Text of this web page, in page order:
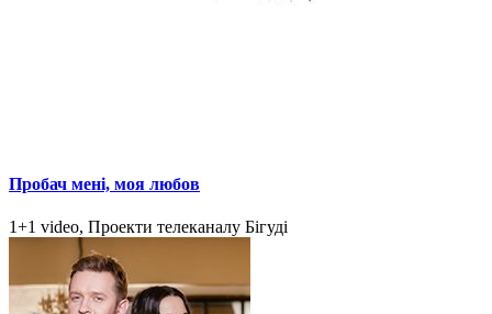
Пробач мені, моя любов
1+1 video, Проекти телеканалу Бігуді